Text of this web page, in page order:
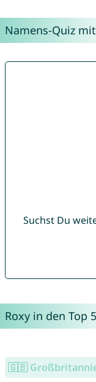
Namens-Quiz
Suchst Du
Roxy in den Top
🇬🇧